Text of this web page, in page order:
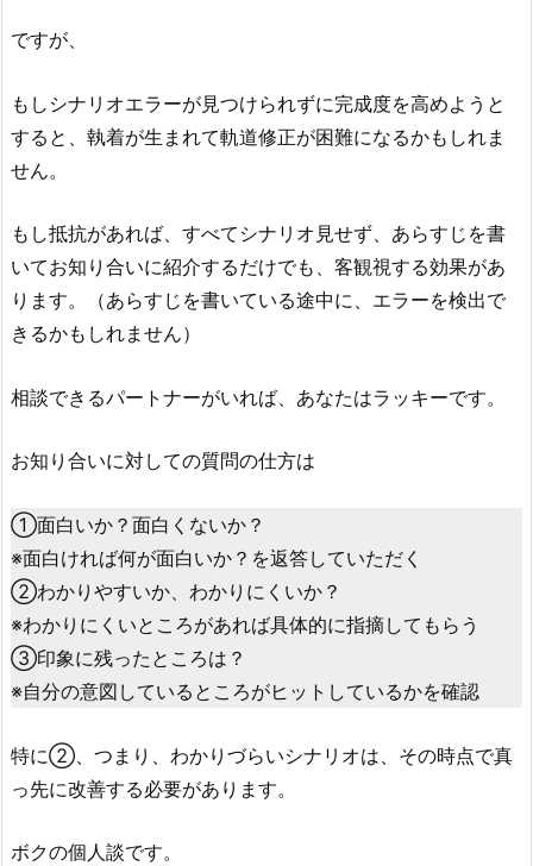
ですが、
もしシナリオエラーが見つけられずに完成度を高めようと
すると、執着が生まれて軌道修正が困難になるかもしれま
せん。
もし抵抗があれば、すべてシナリオ見せず、あらすじを書
いてお知り合いに紹介するだけでも、客観視する効果があ
ります。（あらすじを書いている途中に、エラーを検出で
きるかもしれません）
相談できるパートナーがいれば、あなたはラッキーです。
お知り合いに対しての質問の仕方は
①面白いか？面白くないか？
※面白ければ何が面白いか？を返答していただく
②わかりやすいか、わかりにくいか？
※わかりにくいところがあれば具体的に指摘してもらう
③印象に残ったところは？
※自分の意図しているところがヒットしているかを確認
特に②、つまり、わかりづらいシナリオは、その時点で真
っ先に改善する必要があります。
ボクの個人談です。